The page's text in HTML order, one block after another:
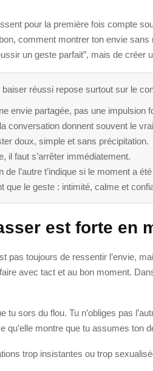
pour la première fois compte
comment montrer ton envie
un geste parfait”, mais de
baiser réussi repose surtout sur le
envie partagée, pas une impulsion
conversation donnent souvent le
doux, simple et sans précipitation.
il faut s’arrêter immédiatement.
l’autre t’indique si le moment a
que le geste : intimité, calme et
est forte en
pas toujours de ressentir l’envie,
avec tact et au bon moment.
tu sors du flou. Tu n’obliges pas
qu’elle montre que tu assumes ton
trop insistantes ou trop